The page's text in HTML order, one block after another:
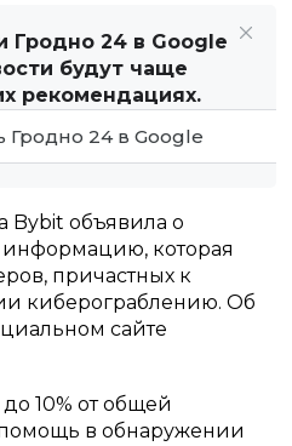
Гродно 24 в Google
будут чаще
рекомендациях.
Гродно 24 в Google
Bybit объявила о
которая
причастных к
киберограблению. Об
сайте
10% от общей
в обнаружении